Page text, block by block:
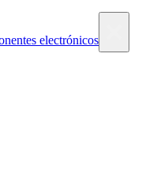
electrónicos